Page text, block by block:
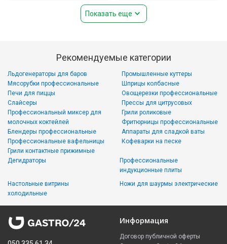
Показать еще
Рекомендуемые категории
Льдогенераторы для баров
Мясорубки профессиональные
Печи для пиццы
Слайсеры
Промышленные куттеры
Шприцы колбасные
Овощерезки профессиональные
Прессы для цитрусовых
Профессиональный миксер для
молочных коктейлей
Блендеры профессиональные
Профессиональные вафельницы
Грили контактные прижимные
Грили роликовые
Фритюрницы профессиональные
Аппараты для сладкой ваты
Кофеварки на песке
Дегидраторы
Настольные витрины
холодильные
Профессиональные
индукционные плиты
Ножи для шаурмы электрические
Информация
Договор публичной оферты